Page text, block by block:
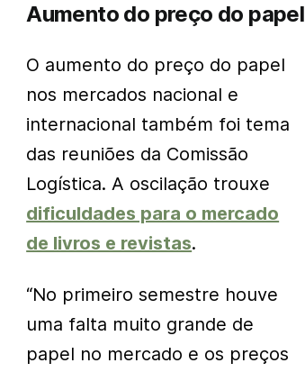
Aumento do preço do papel
O aumento do preço do papel
nos mercados nacional e
internacional também foi tema
das reuniões da Comissão
Logística. A oscilação trouxe
dificuldades para o mercado
de livros e revistas.
“No primeiro semestre houve
uma falta muito grande de
papel no mercado e os preços